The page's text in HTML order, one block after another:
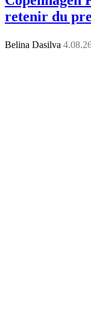
retenir du
Belina Dasilva